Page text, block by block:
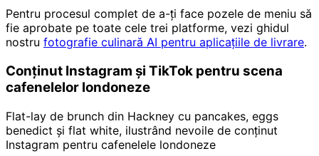
Pentru procesul complet de a-ți face pozele de meniu să
fie aprobate pe toate cele trei platforme, vezi ghidul
nostru fotografie culinară AI pentru aplicațiile de livrare.
Conținut Instagram și TikTok pentru scena
cafenelelor londoneze
Flat-lay de brunch din Hackney cu pancakes, eggs
benedict și flat white, ilustrând nevoile de conținut
Instagram pentru cafenelele londoneze